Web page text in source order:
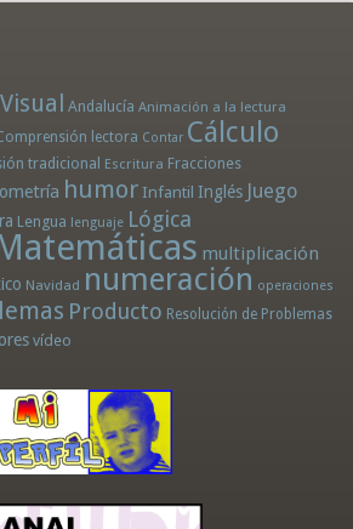
Andalucía Animación a la lectura
lectora Contar Cálculo
tradicional Escritura Fracciones
humor Infantil Inglés Juego
Lengua lenguaje Lógica
multiplicación
Navidad numeración operaciones
Producto Resolución de Problemas
vídeo